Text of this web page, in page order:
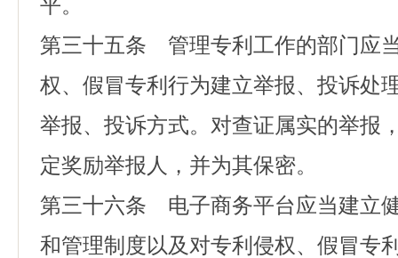
平。
第三十五条 管理专利工作的部门应
权、假冒专利行为建立举报、投诉处
举报、投诉方式。对查证属实的举报
定奖励举报人，并为其保密。
第三十六条 电子商务平台应当建立
和管理制度以及对专利侵权、假冒专